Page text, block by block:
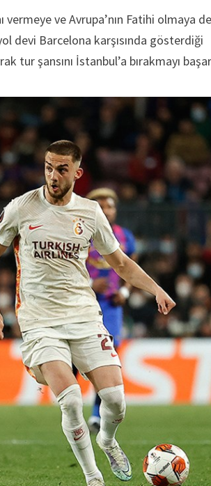
vermeye ve Avrupa’nın Fatihi olmaya
devi Barcelona karşısında gösterdiği
tur şansını İstanbul’a bırakmayı